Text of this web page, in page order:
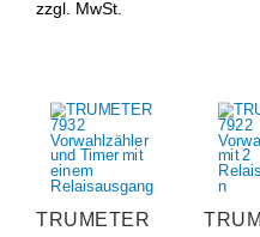
zzgl. MwSt.
TRUMETER